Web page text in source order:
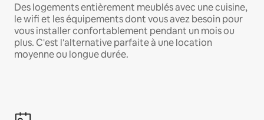
Des logements entièrement meublés avec une cuisine,
le wifi et les équipements dont vous avez besoin pour
vous installer confortablement pendant un mois ou
plus. C'est l'alternative parfaite à une location
moyenne ou longue durée.